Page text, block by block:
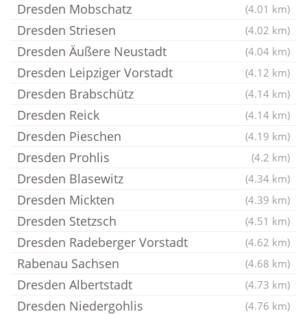
Dresden Mobschatz (4.01 km)
Dresden Striesen (4.02 km)
Dresden Äußere Neustadt (4.04 km)
Dresden Leipziger Vorstadt (4.12 km)
Dresden Brabschütz (4.14 km)
Dresden Reick (4.14 km)
Dresden Pieschen (4.19 km)
Dresden Prohlis (4.2 km)
Dresden Blasewitz (4.34 km)
Dresden Mickten (4.39 km)
Dresden Stetzsch (4.51 km)
Dresden Radeberger Vorstadt (4.62 km)
Rabenau Sachsen (4.68 km)
Dresden Albertstadt (4.73 km)
Dresden Niedergohlis (4.76 km)